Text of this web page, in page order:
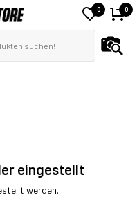
0 0
eingestellt
werden.